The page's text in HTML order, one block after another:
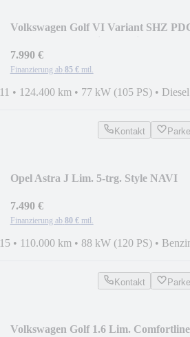
Volkswagen Golf VI Variant SHZ
7.990 €
Finanzierung ab 85 € mtl.
• 124.400 km • 77 kW (105 PS) • Diesel
Kontakt
Opel Astra J Lim. 5-trg. Style NAVI
7.490 €
Finanzierung ab 80 € mtl.
• 110.000 km • 88 kW (120 PS) •
Kontakt
Volkswagen Golf 1.6 Lim. Comfortline